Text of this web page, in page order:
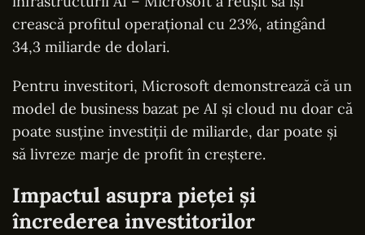
crească profitul operațional cu 23%, atingând
34,3 miliarde de dolari.
Pentru investitori, Microsoft demonstrează că un
model de business bazat pe AI și cloud nu doar că
poate susține investiții de miliarde, dar poate și
să livreze marje de profit în creștere.
Impactul asupra pieței și
încrederea investitorilor